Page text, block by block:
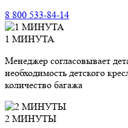
8 800 533-84-14
1 МИНУТА
Менеджер согласовывает
необходимость детского
количество багажа
2 МИНУТЫ